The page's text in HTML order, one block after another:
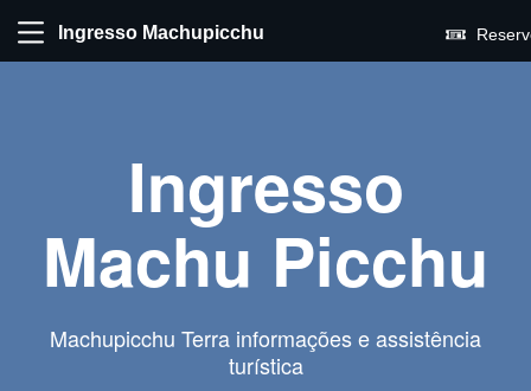
Ingresso Machupicchu
Ingresso
Machu Picchu
Machupicchu Terra informações e assistência
turística